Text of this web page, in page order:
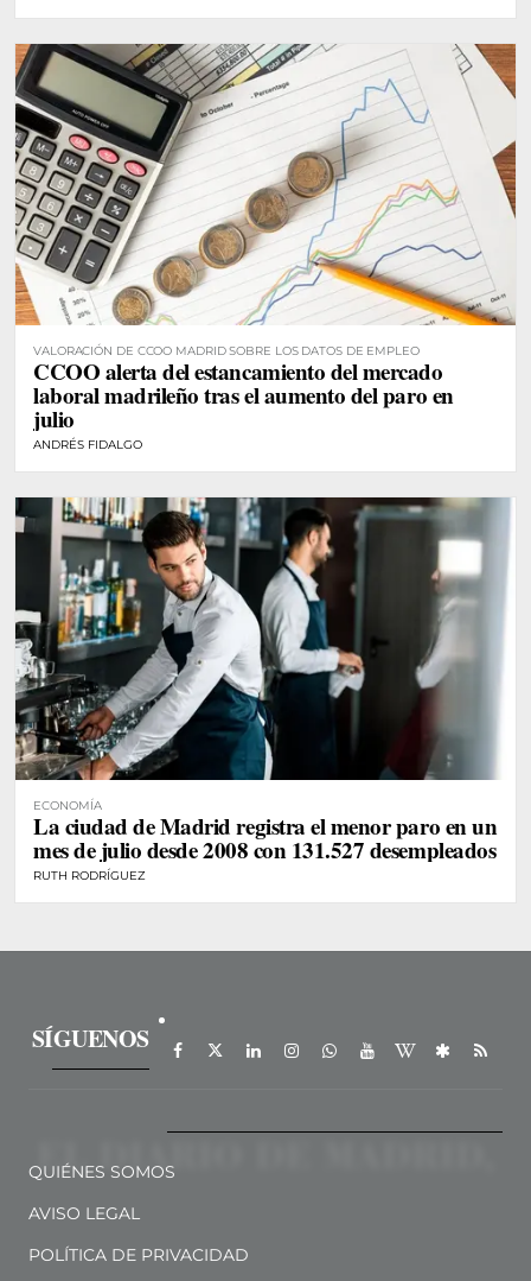
VALORACIÓN DE CCOO MADRID SOBRE LOS DATOS DE EMPLEO
CCOO alerta del estancamiento del mercado
laboral madrileño tras el aumento del paro en
julio
ANDRÉS FIDALGO
ECONOMÍA
La ciudad de Madrid registra el menor paro en un
mes de julio desde 2008 con 131.527 desempleados
RUTH RODRÍGUEZ
SÍGUENOS
QUIÉNES SOMOS
AVISO LEGAL
POLÍTICA DE PRIVACIDAD